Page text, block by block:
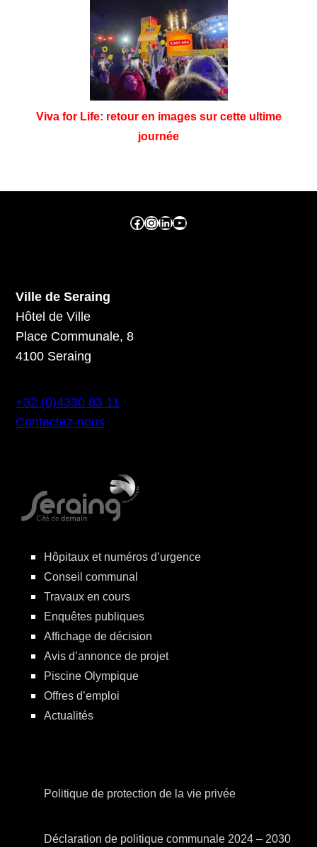
Viva for Life: retour en images sur cette ultime
journée
Facebook ville de seraing Instragram ville de seraing linkedin – ville de seraing YouTube
Ville de Seraing
Hôtel de Ville
Place Communale, 8
4100 Seraing
+32 (0)4330 83 11
Contactez-nous
Hôpitaux et numéros d’urgence
Conseil communal
Travaux en cours
Enquêtes publiques
Affichage de décision
Avis d’annonce de projet
Piscine Olympique
Offres d’emploi
Actualités
Politique de protection de la vie privée
Déclaration de politique communale 2024 – 2030